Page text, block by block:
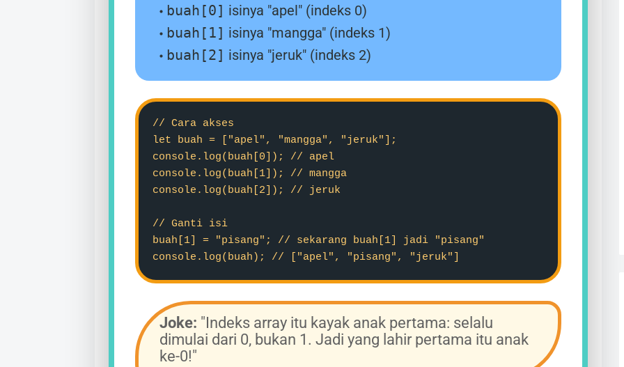
buah[0] isinya "apel" (indeks 0)
buah[1] isinya "mangga" (indeks 1)
buah[2] isinya "jeruk" (indeks 2)
// Cara akses
let buah = ["apel", "mangga", "jeruk"];
console.log(buah[0]); // apel
console.log(buah[1]); // mangga
console.log(buah[2]); // jeruk
// Ganti isi
buah[1] = "pisang"; // sekarang buah[1] jadi "pisang"
console.log(buah); // ["apel", "pisang", "jeruk"]
Joke: "Indeks array itu kayak anak pertama: selalu
dimulai dari 0, bukan 1. Jadi yang lahir pertama itu anak
ke-0!"